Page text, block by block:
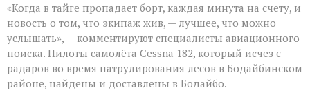
на
земле — это
главное»:
найдены
пилоты
пропавшего
самолёта
«Когда в тайге пропадает борт, каждая минута на счету, и
новость о том, что экипаж жив, — лучшее, что можно
услышать», — комментируют специалисты авиационного
поиска. Пилоты самолёта Cessna 182, который исчез с
радаров во время патрулирования лесов в Бодайбинском
районе, найдены и доставлены в Бодайбо.